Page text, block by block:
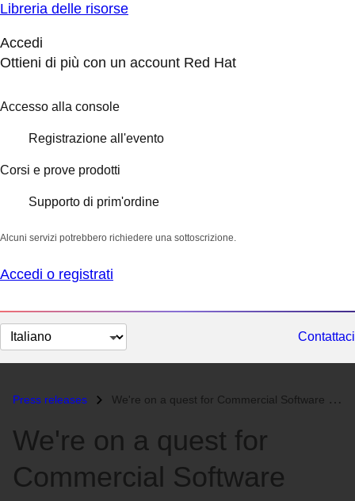
Libreria delle risorse
Accedi
Ottieni di più con un account Red Hat
Accesso alla console
Registrazione all'evento
Corsi e prove prodotti
Supporto di prim'ordine
Alcuni servizi potrebbero richiedere una sottoscrizione.
Accedi o registrati
Cambia
lingua
Contattaci
Press releases We're on a quest for Commercial Software Vendors...
We're on a quest for
Commercial Software